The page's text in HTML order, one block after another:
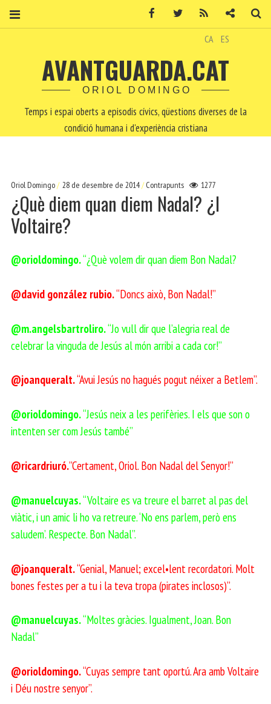
CA ES
AVANTGUARDA.CAT
ORIOL DOMINGO
Temps i espai oberts a episodis cívics, qüestions diverses de la
condició humana i d'experiència cristiana
Oriol Domingo 28 de desembre de 2014 Contrapunts 1277
¿Què diem quan diem Nadal? ¿I
Voltaire?
@orioldomingo.“¿Què volem dir quan diem Bon Nadal?
@david gonzález rubio.“Doncs això, Bon Nadal!”
@m.angelsbartroliro.“Jo vull dir que l’alegria real de
celebrar la vinguda de Jesús al món arribi a cada cor!”
@joanqueralt.“Avui Jesús no hagués pogut néixer a Betlem”.
@orioldomingo.“Jesús neix a les perifèries. I els que son o
intenten ser com Jesús també”
@ricardriuró.”Certament, Oriol. Bon Nadal del Senyor!”
@manuelcuyas.“Voltaire es va treure el barret al pas del
viàtic, i un amic li ho va retreure. ‘No ens parlem, però ens
saludem’. Respecte. Bon Nadal”.
@joanqueralt.“Genial, Manuel; excel•lent recordatori. Molt
bones festes per a tu i la teva tropa (pirates inclosos)”.
@manuelcuyas.“Moltes gràcies. Igualment, Joan. Bon
Nadal”
@orioldomingo.“Cuyas sempre tant oportú. Ara amb Voltaire
i Déu nostre senyor”.
Facebook Twitter Contacte